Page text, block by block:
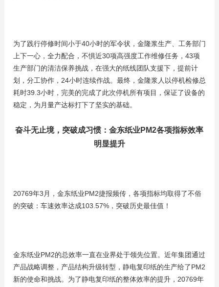
为了践行停修时间小于40小时的军令状，金隆浆生产、工务部门
上下一心，全力配合，不惧近30项高强度工作维修任务，43项
生产部门的清洁保养挑战，在强大的纸线团队支援下，提前计
划，分工协作，24小时连续作战。最终，金隆浆人以停机检修总
耗时39.3小时，完美的完成了此次停机所有项目，保证了设备的
稳定，为月量产达标打下了坚实的基础。
奋斗无止境，突破成习惯：金东纸业PM2各项指标效率
明显提升
20769年3月，金东纸业PM2捷报频传，各项指标均取得了不俗
的突破：车速效率达成103.57%，突破历史最佳值！
金东纸业PM2的总效率一直在业界处于领先位置。近年集团通过
产品战略调整，产品结构升级转型，静电复印纸的生产给了PM2
新的使命和挑战。为了静电复印纸的整体效率的提升，20769年